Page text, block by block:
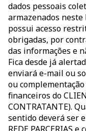
dados pessoais
armazenados neste
possui acesso
obrigadas, por
das informações e
Fica desde já
enviará e-mail ou
ou
financeiros do
CONTRATANTE).
sentido deverá ser